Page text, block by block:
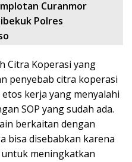
Curanmor
Polres
Citra Koperasi yang
penyebab citra koperasi
kerja yang menyalahi
SOP yang sudah ada.
berkaitan dengan
bisa disebabkan karena
meningkatkan